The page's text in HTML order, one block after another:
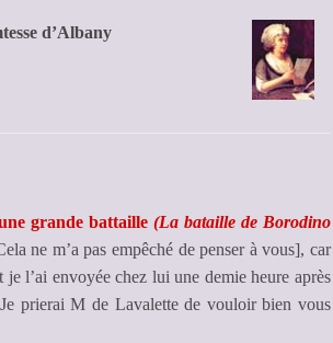
d’Albany
grande battaille (La bataille de Borodino
ne m’a pas empêché de penser à vous], car
l’ai envoyée chez lui une demie heure après
prierai M de Lavalette de vouloir bien vous